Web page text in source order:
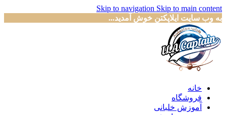
Skip to navigation Skip to main content
به وب سایت ایلاپکتن خوش آمدید...
خانه
فروشگاه
آموزش خلبانی